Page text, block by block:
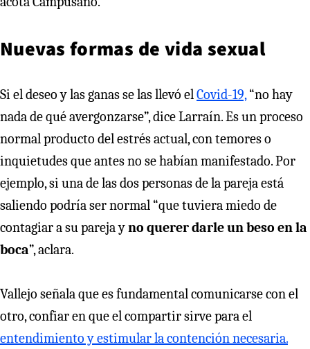
Nuevas formas de vida sexual
Si el deseo y las ganas se las llevó elCovid-19,“no hay
nada de qué avergonzarse”, dice Larraín. Es un proceso
normal producto del estrés actual, con temores o
inquietudes que antes no se habían manifestado. Por
ejemplo, si una de las dos personas de la pareja está
saliendo podría ser normal “que tuviera miedo de
contagiar a su pareja yno querer darle un beso en la
boca”, aclara.
Vallejo señala que es fundamental comunicarse con el
otro, confiar en que el compartir sirve para el
entendimiento y estimular la contención necesaria.